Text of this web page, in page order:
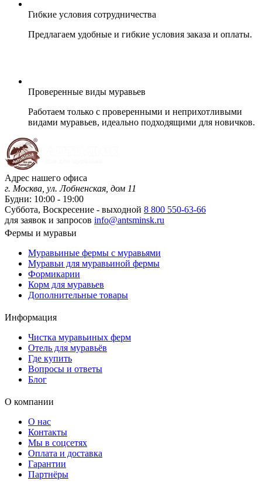
Гибкие условия сотрудничества
Предлагаем удобные и гибкие условия заказа и оплаты.
Проверенные виды муравьев
Работаем только с проверенными и неприхотливыми
видами муравьев, идеально подходящими для новичков.
Адрес нашего офиса
г. Москва, ул. Лобненская, дом 11
Будни: 10:00 - 19:00
Суббота, Воскресение - выходной 8 800 550-63-66
для заявок и запросов info@antsminsk.ru
Фермы и муравьи
Муравьиные фермы с муравьями
Муравьи для муравьиной фермы
Формикарии
Корм для муравьев
Дополнительные товары
Информация
Чистка муравьиных ферм
Отель для муравьёв
Где купить
Вопросы и ответы
Блог
О компании
О нас
Контакты
Мы в соцсетях
Оплата и доставка
Гарантии
Партнёры